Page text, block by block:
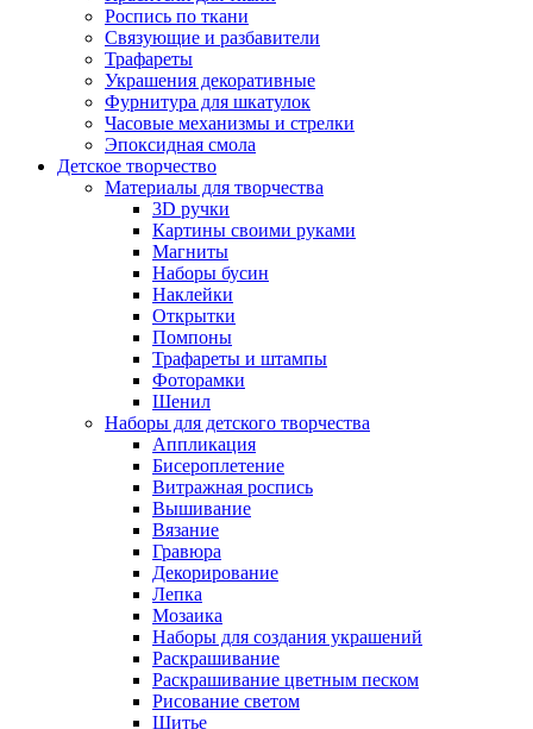
Роспись по ткани
Связующие и разбавители
Трафареты
Украшения декоративные
Фурнитура для шкатулок
Часовые механизмы и стрелки
Эпоксидная смола
Детское творчество
Материалы для творчества
3D ручки
Картины своими руками
Магниты
Наборы бусин
Наклейки
Открытки
Помпоны
Трафареты и штампы
Фоторамки
Шенил
Наборы для детского творчества
Аппликация
Бисероплетение
Витражная роспись
Вышивание
Вязание
Гравюра
Декорирование
Лепка
Мозаика
Наборы для создания украшений
Раскрашивание
Раскрашивание цветным песком
Рисование светом
Шитье